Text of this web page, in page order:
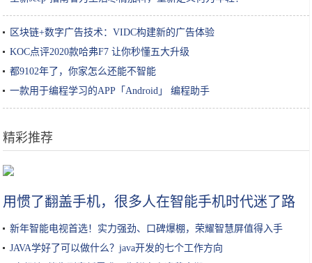
区块链+数字广告技术：VIDC构建新的广告体验
KOC点评2020款哈弗F7 让你秒懂五大升级
都9102年了，你家怎么还能不智能
一款用于编程学习的APP「Android」 编程助手
精彩推荐
用惯了翻盖手机，很多人在智能手机时代迷了路
新年智能电视首选！实力强劲、口碑爆棚，荣耀智慧屏值得入手
JAVA学好了可以做什么？java开发的七个工作方向